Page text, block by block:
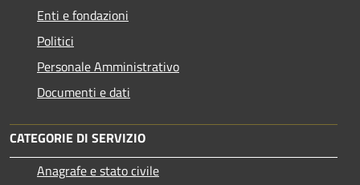
Enti e fondazioni
Politici
Personale Amministrativo
Documenti e dati
CATEGORIE DI SERVIZIO
Anagrafe e stato civile